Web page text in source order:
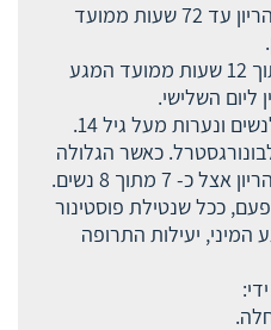
גלולת היום שאחרי. למניעת הריון עד 72 שעות ממועד
רצוי ליטול כבר את הגלולה תוך 12 שעות ממועד המגע
ליום השלישי.
ונערות מעל גיל 14.
כאשר הגלולה
ניטלת על פי ההוראות ימנע הריון אצל כ- 7 מתוך 8 נשים.
ככל שנטילת פוסטינור
המיני, יעילות התרופה